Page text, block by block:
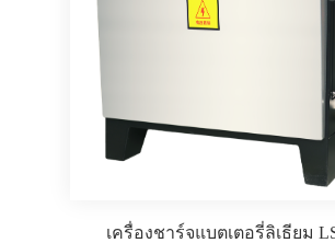
เครื่องชาร์จแบตเตอรี่ลิเธียม